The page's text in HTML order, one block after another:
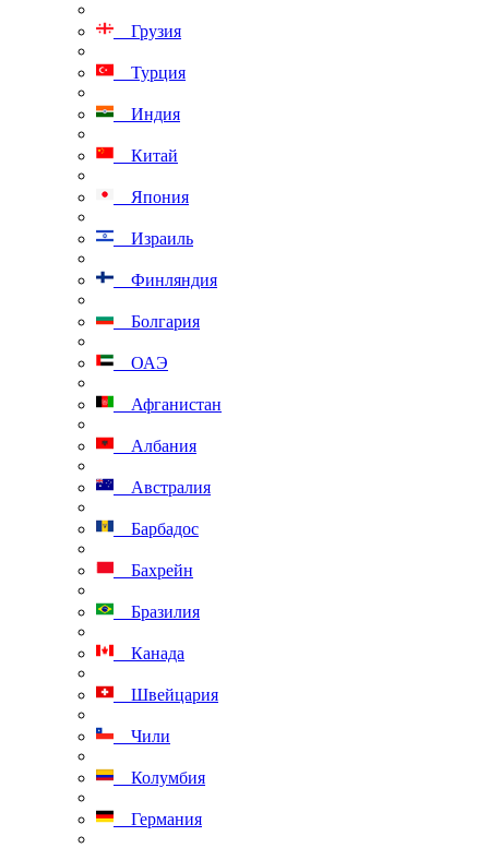
Грузия
Турция
Индия
Китай
Япония
Израиль
Финляндия
Болгария
ОАЭ
Афганистан
Албания
Австралия
Барбадос
Бахрейн
Бразилия
Канада
Швейцария
Чили
Колумбия
Германия